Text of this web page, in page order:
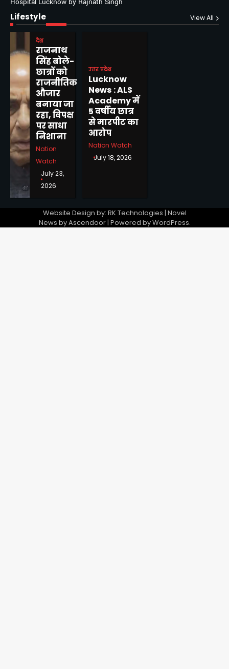
Lifestyle View All
देश
राजनाथ
सिंह बोले-
छात्रों को
राजनीतिक
औजार
बनाया जा
रहा, विपक्ष
पर साधा
निशाना
Nation
Watch
July 23,
2026
उत्तर प्रदेश
Lucknow
News : ALS
Academy में
5 वर्षीय छात्र
से मारपीट का
आरोप
Nation Watch
July 18, 2026
Website Design by: RK Technologies | Novel
News byAscendoor| Powered byWordPress.